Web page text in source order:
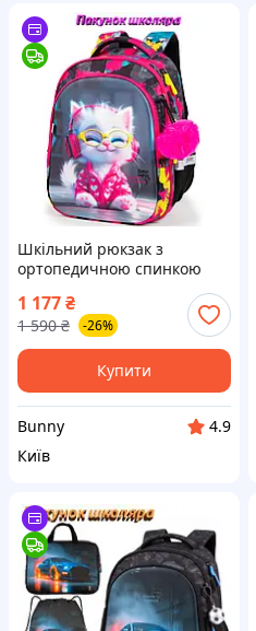
Шкільний рюкзак з
ортопедичною спинкою
Standard 38х30х18 см з
Котиком в 1 клас (150-31)
1 177₴
1 590 ₴ -26%
Купити
Bunny
4.9
Київ